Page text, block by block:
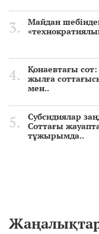
Майдан
Қонаевтағы
жылға
мен..
Субсидиялар
Соттағы
тұжырымда..